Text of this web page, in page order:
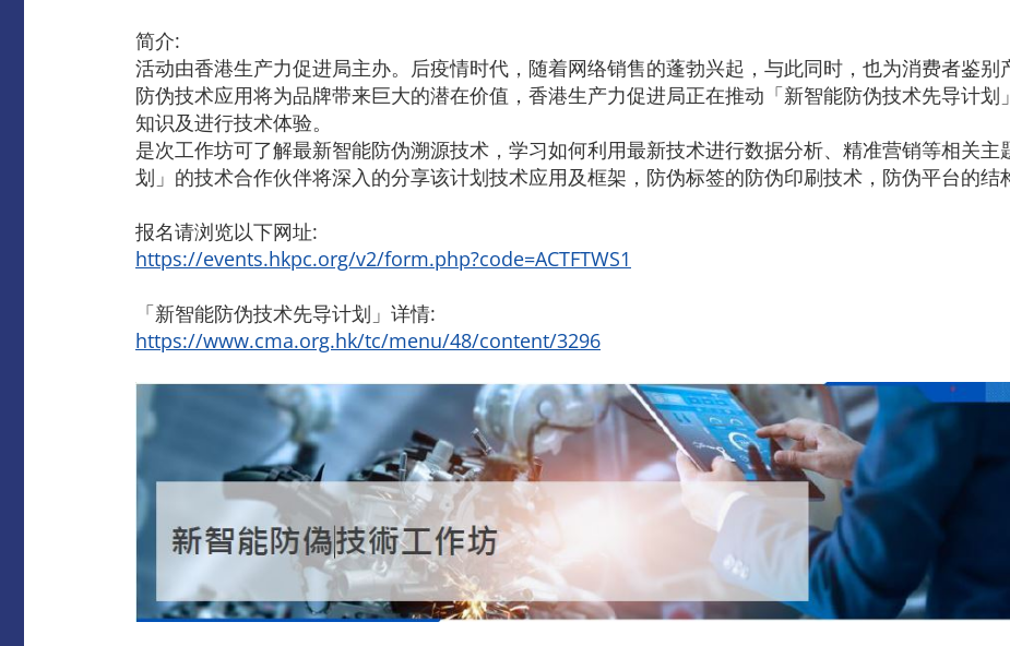
简介:
活动由香港生产力促进局主办。后疫情时代，随着网络销售的蓬勃兴起，与此同时，也为消费者鉴
防伪技术应用将为品牌带来巨大的潜在价值，香港生产力促进局正在推动「新智能防伪技术先导计
知识及进行技术体验。
是次工作坊可了解最新智能防伪溯源技术，学习如何利用最新技术进行数据分析、精准营销等相关
划」的技术合作伙伴将深入的分享该计划技术应用及框架，防伪标签的防伪印刷技术，防伪平台的结
报名请浏览以下网址:
https://events.hkpc.org/v2/form.php?code=ACTFTWS1
「新智能防伪技术先导计划」详情:
https://www.cma.org.hk/tc/menu/48/content/3296